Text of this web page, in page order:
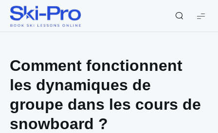
Ski-
Pro
Comment fonctionnent
les dynamiques de
groupe dans les cours de
snowboard ?